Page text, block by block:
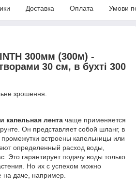
Доставка Оплата Умови
300мм (300м) -
30 см, в бухті 300
зрошення.
капельная лента чаще применяется
Он представляет собой шланг, в
встроены капельницы или
определенный расход воды,
Это гарантирует подачу воды только
Но их с успехом можно
на даче, например.